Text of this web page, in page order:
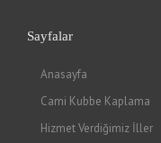
Sayfalar
Anasayfa
Cami Kubbe Kaplama
Hizmet Verdiğimiz İller